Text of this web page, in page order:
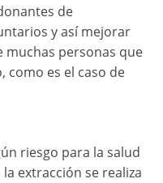
de
y así mejorar
muchas personas que
como es el caso de
riesgo para la salud
extracción se realiza